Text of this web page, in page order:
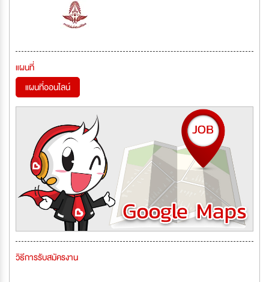
แผนที่
แผนที่ออนไลน์
วิธีการรับสมัครงาน